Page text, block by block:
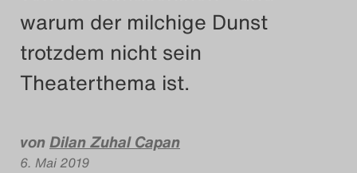
Das Theatertreffen-Blog
2020
2021
warum der milchige Dunst
trotzdem nicht sein
Theaterthema ist.
vonDilan Zuhal Capan
6. Mai 2019